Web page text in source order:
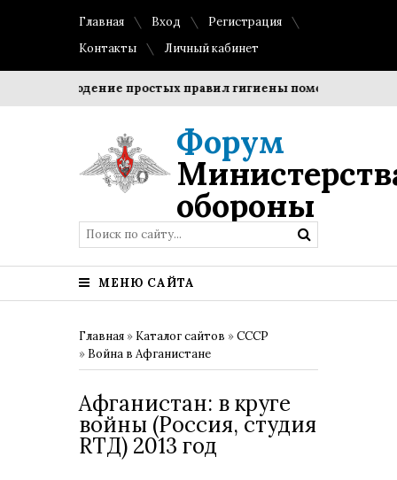
Главная Вход
Регистрация
Контакты
Личный кабинет
Соблюдение простых правил гигиены помогает
Форум
обороны
МЕНЮ САЙТА
Главная » Каталог сайтов »СССР
» Война в Афганистане
Афганистан: в круге
войны (Россия, студия
RTД) 2013 год